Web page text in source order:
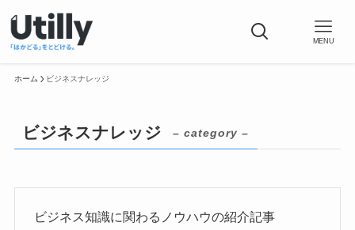
MENU
ホーム ビジネスナレッジ
ビジネスナレッジ – category –
ビジネス知識に関わるノウハウの紹介記事